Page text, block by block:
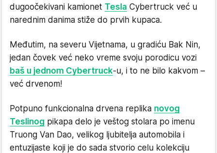
dugoočekivani kamionet Tesla Cybertruck već u
narednim danima stiže do prvih kupaca.
Međutim, na severu Vijetnama, u gradiću Bak Nin,
jedan čovek već neko vreme svoju porodicu vozi
baš u jednom Cybertruck-u, i to ne bilo kakvom –
već drvenom!
Potpuno funkcionalna drvena replika novog
Teslinog pikapa delo je veštog stolara po imenu
Truong Van Dao, velikog ljubitelja automobila i
entuzijaste koji je do sada stvorio celu kolekciju